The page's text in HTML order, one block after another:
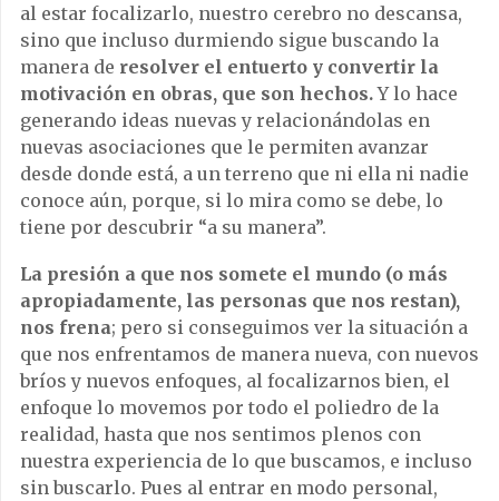
al estar focalizarlo, nuestro cerebro no descansa,
sino que incluso durmiendo sigue buscando la
manera de resolver el entuerto y convertir la
motivación en obras, que son hechos.Y lo hace
generando ideas nuevas y relacionándolas en
nuevas asociaciones que le permiten avanzar
desde donde está, a un terreno que ni ella ni nadie
conoce aún, porque, si lo mira como se debe, lo
tiene por descubrir “a su manera”.
La presión a que nos somete el mundo (o más
apropiadamente, las personas que nos restan),
nos frena; pero si conseguimos ver la situación a
que nos enfrentamos de manera nueva, con nuevos
bríos y nuevos enfoques, al focalizarnos bien, el
enfoque lo movemos por todo el poliedro de la
realidad, hasta que nos sentimos plenos con
nuestra experiencia de lo que buscamos, e incluso
sin buscarlo. Pues al entrar en modo personal,